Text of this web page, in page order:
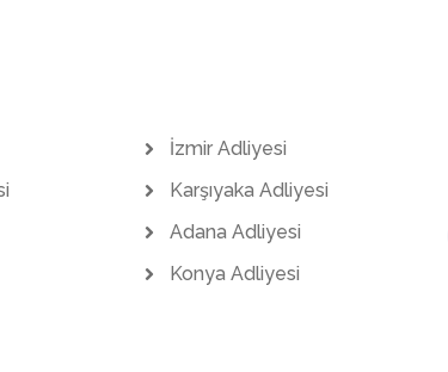
İzmir Adliyesi
Karşıyaka Adliyesi
Adana Adliyesi
Konya Adliyesi